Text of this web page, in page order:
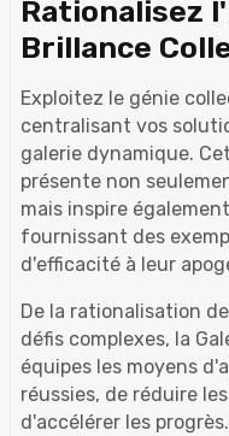
Rationalisez
Brillance
Exploitez le génie
centralisant vos
galerie dynamique.
présente non
mais inspire
fournissant des
d'efficacité à leur
De la rationalisation
défis complexes, la
équipes les moyens
réussies, de réduire
d'accélérer les